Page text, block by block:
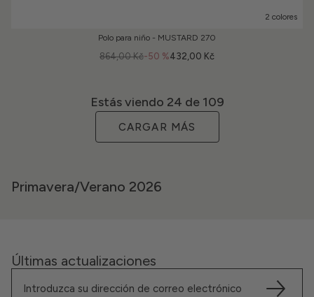
2 colores
Polo para niño - MUSTARD 270
-50 %
864,00 Kč 432,00 Kč
Estás viendo 24 de 109
CARGAR MÁS
Primavera/Verano 2026
Últimas actualizaciones